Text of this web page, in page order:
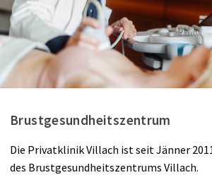
Brustgesundheitszentrum
Die Privatklinik Villach ist seit Jänner
des Brustgesundheitszentrums Villach.